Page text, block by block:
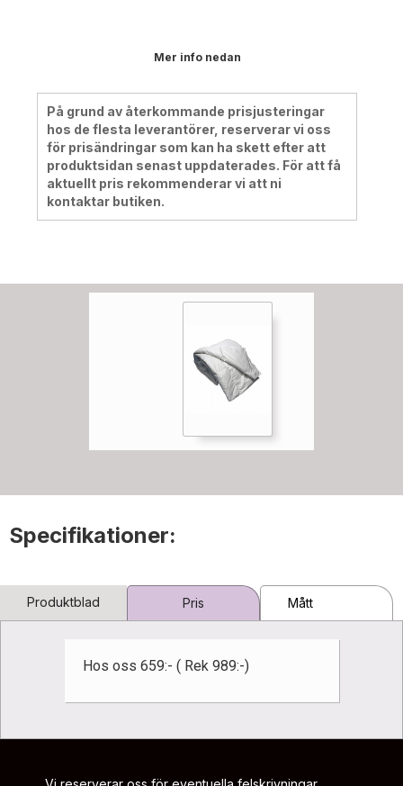
Mer info nedan
På grund av återkommande prisjusteringar
hos de flesta leverantörer, reserverar vi oss
för prisändringar som kan ha skett efter att
produktsidan senast uppdaterades. För att få
aktuellt pris rekommenderar vi att ni
kontaktar butiken.
Specifikationer:
Produktblad Pris Mått
Hos oss 659:- ( Rek 989:-)